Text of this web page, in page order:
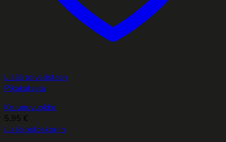
Lisää toivelistaan
Pikakatselu
Kruunuvuokko
5,95 €
Lisää ostoskoriin